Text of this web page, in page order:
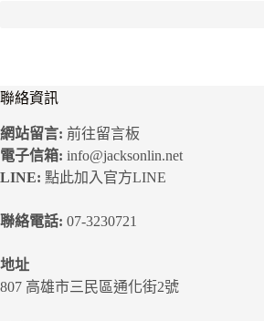
聯絡資訊
網站留言: 前往留言板
電子信箱: info@jacksonlin.net
LINE: 點此加入官方LINE
聯絡電話: 07-3230721
地址
807 高雄市三民區通化街2號